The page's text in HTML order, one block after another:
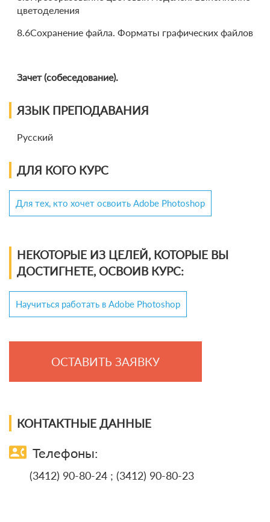
цветоделения
8.6Сохранение файла. Форматы графических файлов
Зачет (собеседование).
ЯЗЫК ПРЕПОДАВАНИЯ
Русский
ДЛЯ КОГО КУРС
Для тех, кто хочет освоить Adobe Photoshop
НЕКОТОРЫЕ ИЗ ЦЕЛЕЙ, КОТОРЫЕ ВЫ
ДОСТИГНЕТЕ, ОСВОИВ КУРС:
Научиться работать в Adobe Photoshop
ОСТАВИТЬ ЗАЯВКУ
КОНТАКТНЫЕ ДАННЫЕ
contact_phone Телефоны:
(3412) 90-80-24 ; (3412) 90-80-23